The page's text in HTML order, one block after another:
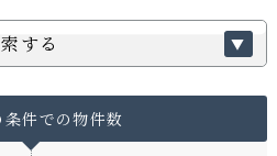
する
件での物件数